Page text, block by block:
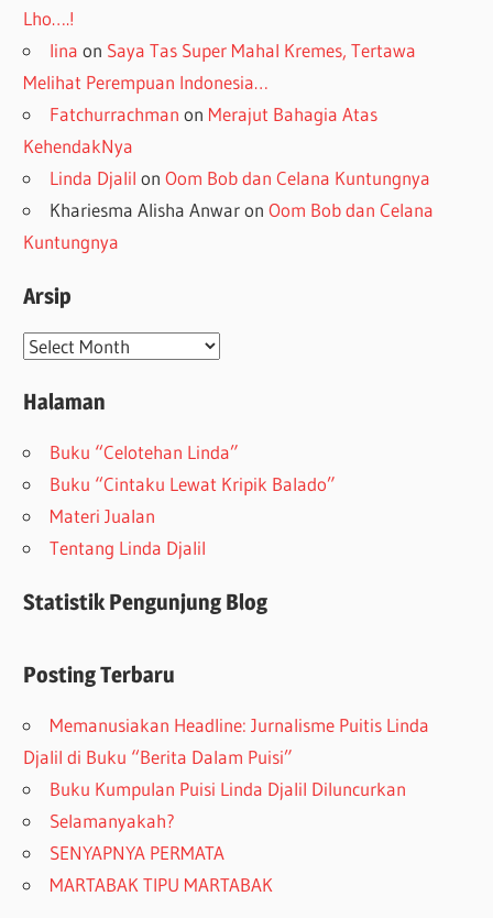
Lho….!
lina on Saya Tas Super Mahal Kremes, Tertawa
Melihat Perempuan Indonesia…
Fatchurrachman on Merajut Bahagia Atas
KehendakNya
Linda Djalil onOom Bob dan Celana Kuntungnya
Khariesma Alisha AnwaronOom Bob dan Celana
Kuntungnya
Arsip
Arsip
Halaman
Buku “Celotehan Linda”
Buku “Cintaku Lewat Kripik Balado”
Materi Jualan
Tentang Linda Djalil
Statistik Pengunjung Blog
Posting Terbaru
Memanusiakan Headline: Jurnalisme Puitis Linda
Djalil di Buku “Berita Dalam Puisi”
Buku Kumpulan Puisi Linda Djalil Diluncurkan
Selamanyakah?
SENYAPNYA PERMATA
MARTABAK TIPU MARTABAK